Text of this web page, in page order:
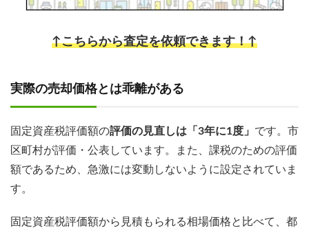
↑こちらから査定を依頼できます！↑
実際の売却価格とは乖離がある
固定資産税評価額の評価の見直しは「3年に1度」 です。市
区町村が評価・公表しています。また、課税のための評価
額であるため、急激には変動しないように設定されていま
す。
固定資産税評価額から見積もられる相場価格と比べて、都